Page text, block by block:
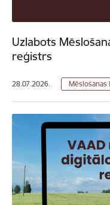
Uzlabots
reģistrs
28.07.2026. Mēslošanas